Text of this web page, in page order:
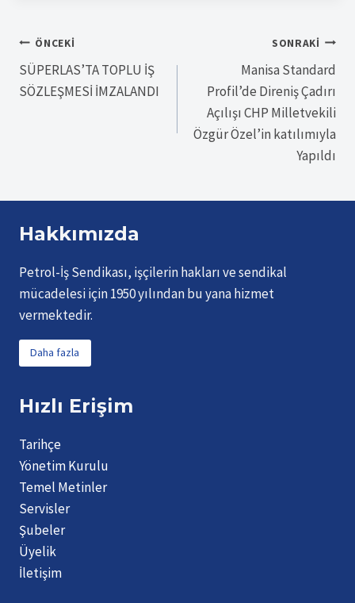
Yazı
gezinmesi
ÖNCEKI
SÜPERLAS’TA TOPLU İŞ
SÖZLEŞMESİ İMZALANDI
SONRAKI
Manisa Standard
Profil’de Direniş Çadırı
Açılışı CHP Milletvekili
Özgür Özel’in katılımıyla
Yapıldı
Hakkımızda
Petrol-İş Sendikası, işçilerin hakları ve sendikal
mücadelesi için 1950 yılından bu yana hizmet
vermektedir.
Daha fazla
Hızlı Erişim
Tarihçe
Yönetim Kurulu
Temel Metinler
Servisler
Şubeler
Üyelik
İletişim